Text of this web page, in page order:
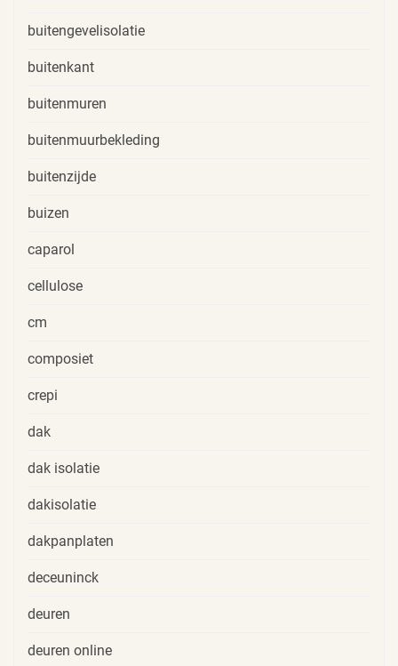
buitengevelisolatie
buitenkant
buitenmuren
buitenmuurbekleding
buitenzijde
buizen
caparol
cellulose
cm
composiet
crepi
dak
dak isolatie
dakisolatie
dakpanplaten
deceuninck
deuren
deuren online